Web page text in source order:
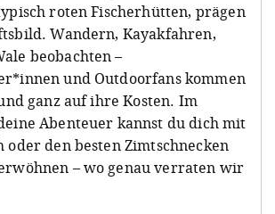
roten Fischerhütten, prägen
Wandern, Kayakfahren,
beobachten –
und Outdoorfans kommen
ganz auf ihre Kosten. Im
Abenteuer kannst du dich mit
oder den besten Zimtschnecken
– wo genau verraten wir